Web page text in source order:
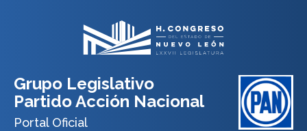
Grupo Legislativo
Partido Acción Nacional
Portal Oficial